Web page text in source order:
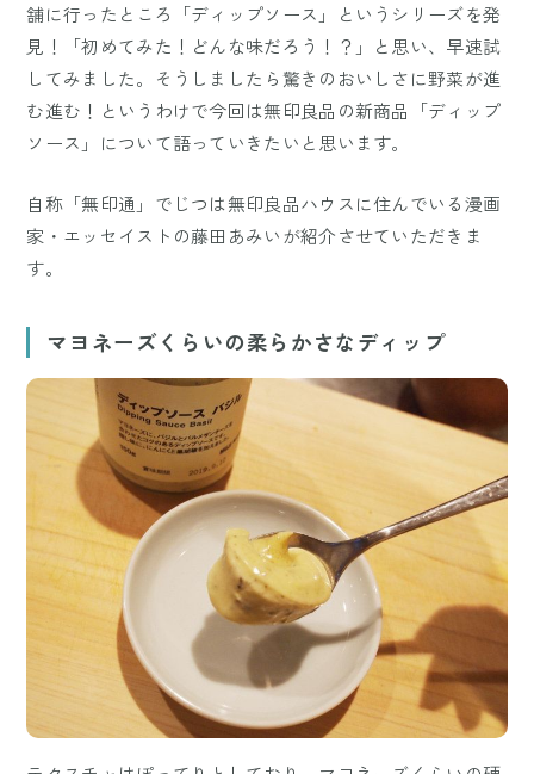
舗に行ったところ「ディップソース」というシリーズを発
見！「初めてみた！どんな味だろう！？」と思い、早速試
してみました。そうしましたら驚きのおいしさに野菜が進
む進む！というわけで今回は無印良品の新商品「ディップ
ソース」について語っていきたいと思います。
自称「無印通」でじつは無印良品ハウスに住んでいる漫画
家・エッセイストの藤田あみいが紹介させていただきま
す。
マヨネーズくらいの柔らかさなディップ